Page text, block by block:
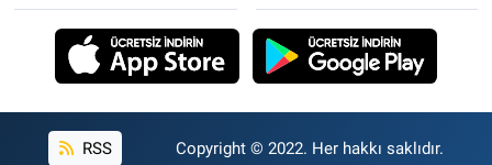
RSS Copyright © 2022. Her hakkı saklıdır.